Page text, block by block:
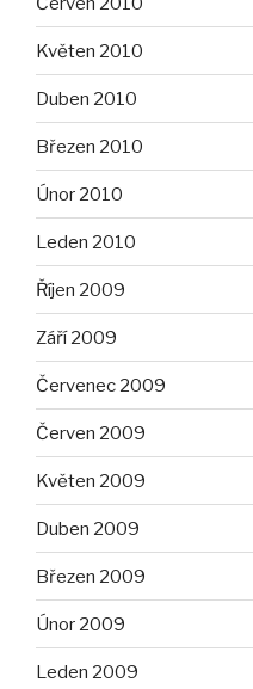
Květen 2010
Duben 2010
Březen 2010
Únor 2010
Leden 2010
Říjen 2009
Září 2009
Červenec 2009
Červen 2009
Květen 2009
Duben 2009
Březen 2009
Únor 2009
Leden 2009